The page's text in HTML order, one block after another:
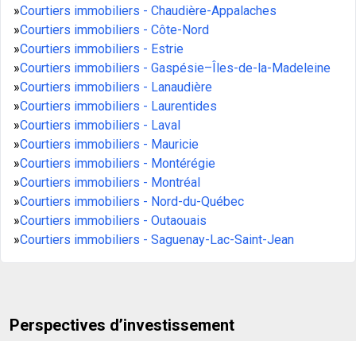
»Courtiers immobiliers - Chaudière-Appalaches
»Courtiers immobiliers - Côte-Nord
»Courtiers immobiliers - Estrie
»Courtiers immobiliers - Gaspésie–Îles-de-la-Madeleine
»Courtiers immobiliers - Lanaudière
»Courtiers immobiliers - Laurentides
»Courtiers immobiliers - Laval
»Courtiers immobiliers - Mauricie
»Courtiers immobiliers - Montérégie
»Courtiers immobiliers - Montréal
»Courtiers immobiliers - Nord-du-Québec
»Courtiers immobiliers - Outaouais
»Courtiers immobiliers - Saguenay-Lac-Saint-Jean
Perspectives d’investissement